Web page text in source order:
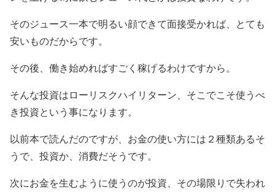
そのジュース一本で明るい顔できて面接受かれば、とても
安いものだからです。
その後、働き始めればすごく稼げるわけですから。
そんな投資はローリスクハイリターン、そこでこそ使うべ
き投資という事になります。
以前本で読んだのですが、お金の使い方には２種類あるそ
うで、投資か、消費だそうです。
次にお金を生むように使うのが投資、その場限りで失われ